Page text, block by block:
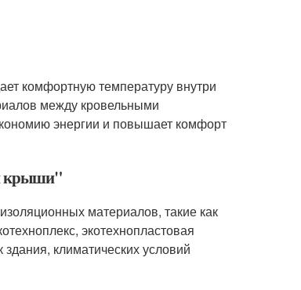
комфортную температуру внутри
между кровельными
энергии и повышает комфорт
крыши"
материалов, такие как
экотехнопластовая
климатических условий